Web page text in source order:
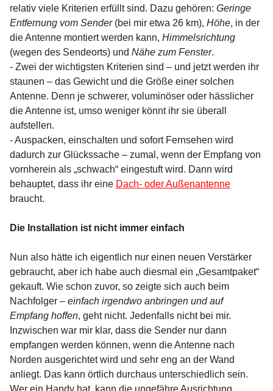
relativ viele Kriterien erfüllt sind. Dazu gehören: Geringe
Entfernung vom Sender (bei mir etwa 26 km), Höhe, in der
die Antenne montiert werden kann, Himmelsrichtung
(wegen des Sendeorts) und Nähe zum Fenster.
- Zwei der wichtigsten Kriterien sind – und jetzt werden ihr
staunen – das Gewicht und die Größe einer solchen
Antenne. Denn je schwerer, voluminöser oder hässlicher
die Antenne ist, umso weniger könnt ihr sie überall
aufstellen.
- Auspacken, einschalten und sofort Fernsehen wird
dadurch zur Glückssache – zumal, wenn der Empfang von
vornherein als „schwach“ eingestuft wird. Dann wird
behauptet, dass ihr eine Dach- oder Außenantenne
braucht.
Die Installation ist nicht immer einfach
Nun also hätte ich eigentlich nur einen neuen Verstärker
gebraucht, aber ich habe auch diesmal ein „Gesamtpaket“
gekauft. Wie schon zuvor, so zeigte sich auch beim
Nachfolger – einfach irgendwo anbringen und auf
Empfang hoffen, geht nicht. Jedenfalls nicht bei mir.
Inzwischen war mir klar, dass die Sender nur dann
empfangen werden können, wenn die Antenne nach
Norden ausgerichtet wird und sehr eng an der Wand
anliegt. Das kann örtlich durchaus unterschiedlich sein.